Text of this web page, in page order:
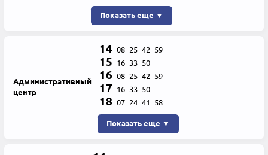
Показать еще ▼
Административный
центр
14 08 25 42 59
15 16 33 50
16 08 25 42 59
17 16 33 50
18 07 24 41 58
Показать еще ▼